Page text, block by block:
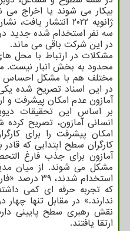
بیکار می شوند یا اخراج
ژانویه ۲۰۲۲ انتشار
در این شرکت باقی می ماند.
مشکلات در ارتباط با محل
محدود به بخش انبار
مختلف هم با مشکل احساس
در این اسناد تصریح شده
آمازون عدم امکان پیشرفت و
بر اساس این تحقیقات
انسانی آمازون، تصریح
امکان پیشرفت را برای
کارگران سطح ابتدایی که
آمازون برای جذب فارغ
استخدام
که تجربه حرفه ای کمی
ندارند.» در مقابل تنها چهار
نقش رهبری سطح پایینی
ارتقا یافتند.